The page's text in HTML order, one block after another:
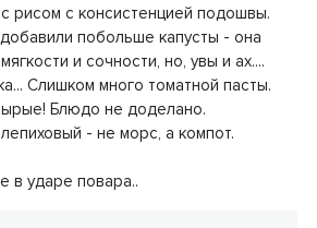
рисом с консистенцией подошвы.
побольше капусты - она
и сочности, но, увы и ах....
Слишком много томатной пасты.
Блюдо не доделано.
- не морс, а компот.
в ударе повара..